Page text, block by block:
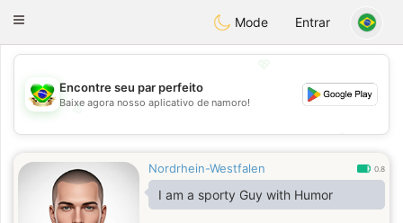
Conversar
Toggle
Mode Entrar
💖
💕
Encontre seu par perfeito
Baixe agora nosso aplicativo de namoro!
Nordrhein-Westfalen 0.8
I am a sporty Guy with Humor